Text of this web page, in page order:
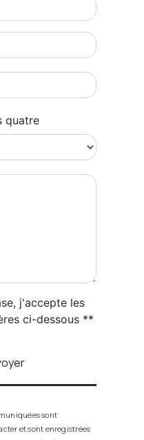
quatre
j'accepte les
ci-dessous **
sont
et sont enregistrées